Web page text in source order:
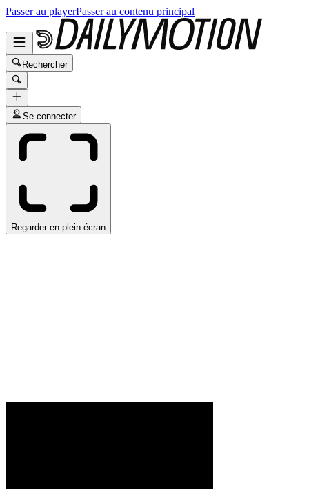
Passer au playerPasser au contenu principal
Rechercher
Se connecter
Regarder en plein écran